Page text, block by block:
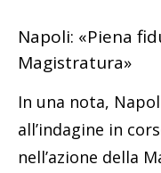
Napoli: «Piena
Magistratura»
In una nota,
all’indagine in
nell’azione della